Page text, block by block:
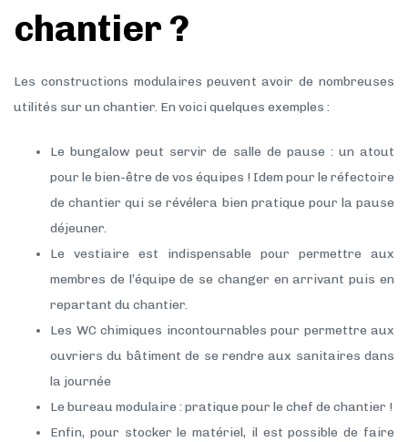
chantier ?
Les constructions modulaires peuvent avoir de nombreuses
utilités sur un chantier. En voici quelques exemples :
Le bungalow peut servir de salle de pause : un atout
pour le bien-être de vos équipes ! Idem pour le réfectoire
de chantier qui se révélera bien pratique pour la pause
déjeuner.
Le vestiaire est indispensable pour permettre aux
membres de l’équipe de se changer en arrivant puis en
repartant du chantier.
Les WC chimiques incontournables pour permettre aux
ouvriers du bâtiment de se rendre aux sanitaires dans
la journée
Le bureau modulaire : pratique pour le chef de chantier !
Enfin, pour stocker le matériel, il est possible de faire